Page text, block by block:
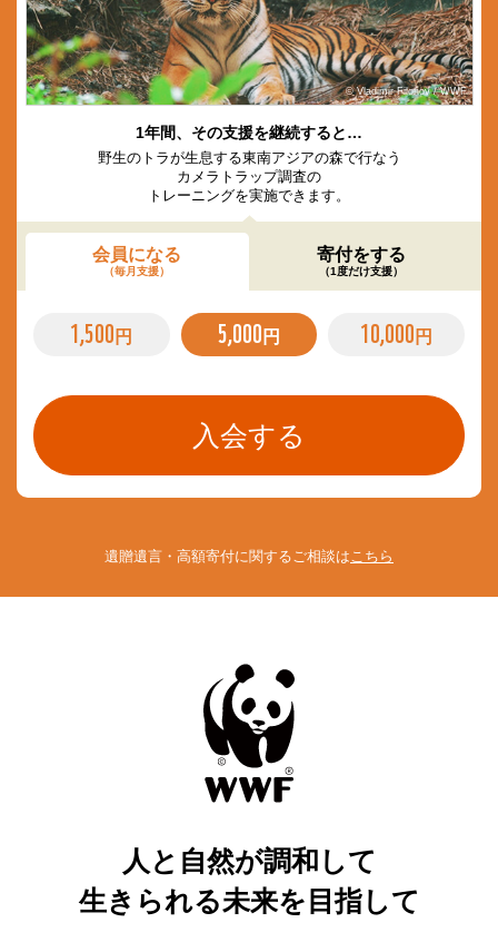
© Vladimir Filonov / WWF
1年間、その支援を継続すると…
野生のトラが生息する東南アジアの森で行なう
カメラトラップ調査の
トレーニングを実施できます。
会員になる
（毎月支援）
寄付をする
（1度だけ支援）
1,500 円 5,000 円 10,000 円
遺贈遺言・高額寄付に関するご相談はこちら
人と自然が調和して
生きられる未来を目指して